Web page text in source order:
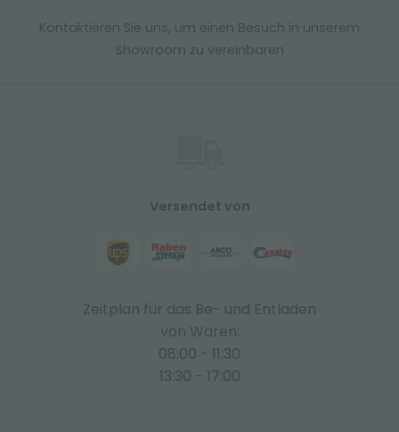
Kontaktieren Sie uns, um einen Besuch in unserem
Showroom zu vereinbaren
Versendet von
Zeitplan für das Be- und Entladen
von Waren:
08:00 - 11:30
13:30 - 17:00